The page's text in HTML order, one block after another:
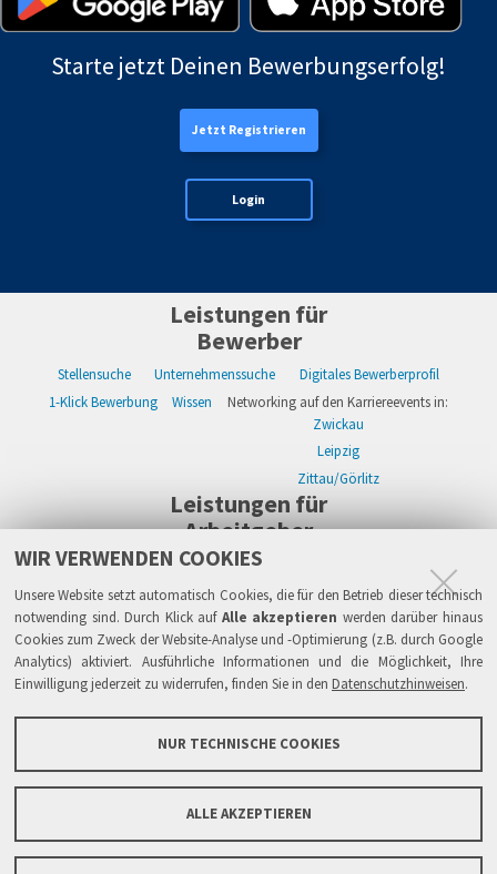
WIR VERWENDEN COOKIES
Unsere Website setzt automatisch Cookies, die für den Betrieb dieser technisch
notwending sind. Durch Klick auf Alle akzeptieren werden darüber hinaus
Cookies zum Zweck der Website-Analyse und -Optimierung (z.B. durch Google
Analytics) aktiviert. Ausführliche Informationen und die Möglichkeit, Ihre
Einwilligung jederzeit zu widerrufen, finden Sie in den Datenschutzhinweisen.
NUR TECHNISCHE COOKIES
ALLE AKZEPTIEREN
Starte jetzt Deinen Bewerbungserfolg!
Jetzt Registrieren
Login
Leistungen für
Bewerber
Stellensuche Unternehmenssuche
Digitales Bewerberprofil
1-Klick Bewerbung
Wissen
Networking auf den Karriereevents in:
Zwickau
Leipzig
Zittau/Görlitz
Leistungen für
Arbeitgeber
WIKWAY Online-Recruiting Kostenloses Firmenprofil
Alle Einzelleistungen
Wissen
Live-Recruiting auf Karriereevents in:
Zwickau
Leipzig
Zittau/Görlitz
Sicherheit
Links
FAQGrundsätze & SicherheitÜber WIKWAYNews & PresseBarrierefreiheit
Kontaktformular